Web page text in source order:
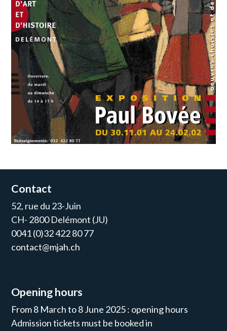
Contact
52, rue du 23-Juin
CH- 2800 Delémont (JU)
0041 (0)32 422 80 77
contact@mjah.ch
Opening hours
From 8 March to 8 June 2025 : opening hours
Admission tickets must be booked in